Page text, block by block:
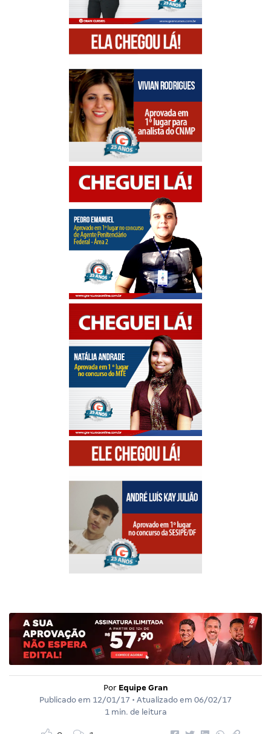
Por Equipe Gran
Publicado em 12/01/17 • Atualizado em 06/02/17
1 min. de leitura